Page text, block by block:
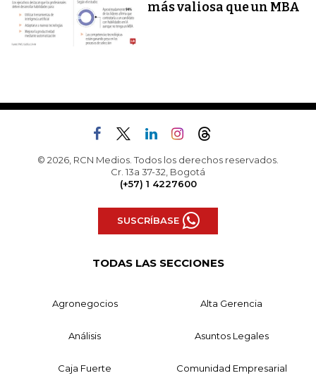
más valiosa que un MBA
© 2026, RCN Medios. Todos los derechos reservados.
Cr. 13a 37-32, Bogotá
(+57) 1 4227600
SUSCRÍBASE
TODAS LAS SECCIONES
Agronegocios Alta Gerencia
Análisis Asuntos Legales
Caja Fuerte Comunidad Empresarial